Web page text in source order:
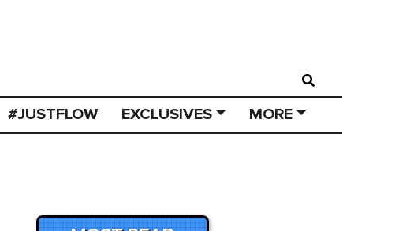
#JUSTFLOW EXCLUSIVES MORE